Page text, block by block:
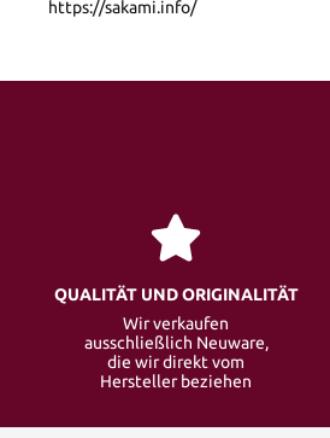
https://sakami.info/
QUALITÄT UND ORIGINALITÄT
Wir verkaufen
ausschließlich Neuware,
die wir direkt vom
Hersteller beziehen